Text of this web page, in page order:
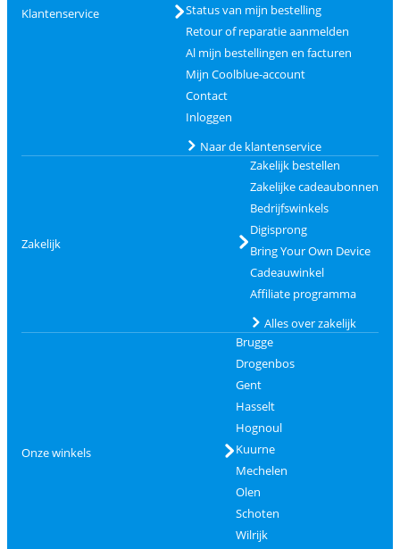
Klantenservice
Status van mijn bestelling
Retour of reparatie aanmelden
Al mijn bestellingen en facturen
Mijn Coolblue-account
Contact
Inloggen
Naar de klantenservice
Zakelijk
Zakelijk bestellen
Zakelijke cadeaubonnen
Bedrijfswinkels
Digisprong
Bring Your Own Device
Cadeauwinkel
Affiliate programma
Alles over zakelijk
Onze winkels
Brugge
Drogenbos
Gent
Hasselt
Hognoul
Kuurne
Mechelen
Olen
Schoten
Wilrijk